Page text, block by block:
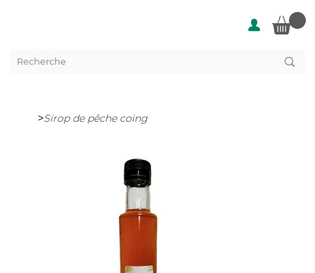
>Sirop de pêche coing